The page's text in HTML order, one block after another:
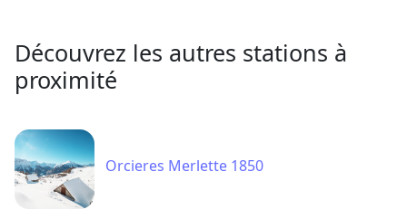
Découvrez les autres stations à
proximité
Orcieres Merlette 1850